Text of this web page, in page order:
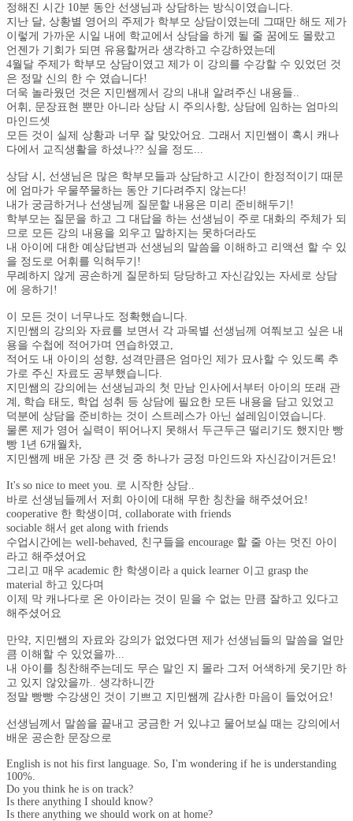
정해진 시간 10분 동안 선생님과 상담하는 방식이였습니다.
지난 달, 상황별 영어의 주제가 학부모 상담이였는데 그때만 해도 제가
이렇게 가까운 시일 내에 학교에서 상담을 하게 될 줄 꿈에도 몰랐고
언젠가 기회가 되면 유용할꺼라 생각하고 수강하였는데
4월달 주제가 학부모 상담이였고 제가 이 강의를 수강할 수 있었던 것
은 정말 신의 한 수 였습니다!
더욱 놀라웠던 것은 지민쌤께서 강의 내내 알려주신 내용들..
어휘, 문장표현 뿐만 아니라 상담 시 주의사항, 상담에 임하는 엄마의
마인드셋
모든 것이 실제 상황과 너무 잘 맞았어요. 그래서 지민쌤이 혹시 캐나
다에서 교직생활을 하셨나?? 싶을 정도...
상담 시, 선생님은 많은 학부모들과 상담하고 시간이 한정적이기 때문
에 엄마가 우물쭈물하는 동안 기다려주지 않는다!
내가 궁금하거나 선생님께 질문할 내용은 미리 준비해두기!
학부모는 질문을 하고 그 대답을 하는 선생님이 주로 대화의 주체가 되
므로 모든 강의 내용을 외우고 말하지는 못하더라도
내 아이에 대한 예상답변과 선생님의 말씀을 이해하고 리액션 할 수 있
을 정도로 어휘를 익혀두기!
무례하지 않게 공손하게 질문하되 당당하고 자신감있는 자세로 상담
에 응하기!
이 모든 것이 너무나도 정확했습니다.
지민쌤의 강의와 자료를 보면서 각 과목별 선생님께 여쭤보고 싶은 내
용을 수첩에 적어가며 연습하였고,
적어도 내 아이의 성향, 성격만큼은 엄마인 제가 묘사할 수 있도록 추
가로 주신 자료도 공부했습니다.
지민쌤의 강의에는 선생님과의 첫 만남 인사에서부터 아이의 또래 관
계, 학습 태도, 학업 성취 등 상담에 필요한 모든 내용을 담고 있었고
덕분에 상담을 준비하는 것이 스트레스가 아닌 설레임이였습니다.
물론 제가 영어 실력이 뛰어나지 못해서 두근두근 떨리기도 했지만 빵
빵 1년 6개월차,
지민쌤께 배운 가장 큰 것 중 하나가 긍정 마인드와 자신감이거든요!
It's so nice to meet you. 로 시작한 상담..
바로 선생님들께서 저희 아이에 대해 무한 칭찬을 해주셨어요!
cooperative 한 학생이며, collaborate with friends
sociable 해서 get along with friends
수업시간에는 well-behaved, 친구들을 encourage 할 줄 아는 멋진 아이
라고 해주셨어요
그리고 매우 academic 한 학생이라 a quick learner 이고 grasp the
material 하고 있다며
이제 막 캐나다로 온 아이라는 것이 믿을 수 없는 만큼 잘하고 있다고
해주셨어요
만약, 지민쌤의 자료와 강의가 없었다면 제가 선생님들의 말씀을 얼만
큼 이해할 수 있었을까...
내 아이를 칭찬해주는데도 무슨 말인 지 몰라 그저 어색하게 웃기만 하
고 있지 않았을까.. 생각하니깐
정말 빵빵 수강생인 것이 기쁘고 지민쌤께 감사한 마음이 들었어요!
선생님께서 말씀을 끝내고 궁금한 거 있냐고 물어보실 때는 강의에서
배운 공손한 문장으로
English is not his first language. So, I'm wondering if he is understanding
100%.
Do you think he is on track?
Is there anything I should know?
Is there anything we should work on at home?